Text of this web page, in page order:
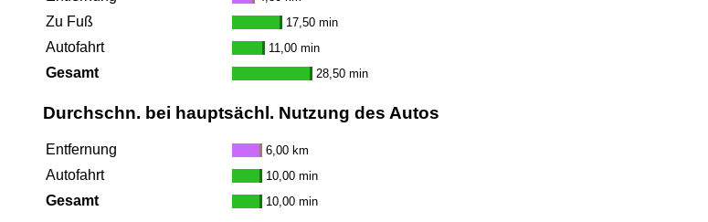
Zu Fuß 17,50 min
Autofahrt 11,00 min
Gesamt 28,50 min
Durchschn. bei hauptsächl. Nutzung des Autos
Entfernung 6,00 km
Autofahrt 10,00 min
Gesamt 10,00 min